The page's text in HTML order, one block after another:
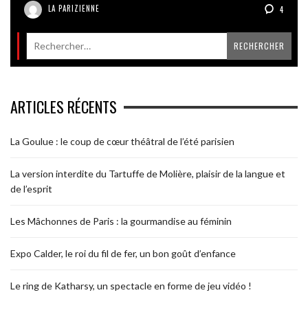
LA PARIZIENNE 4
ARTICLES RÉCENTS
La Goulue : le coup de cœur théâtral de l’été parisien
La version interdite du Tartuffe de Molière, plaisir de la langue et
de l’esprit
Les Mâchonnes de Paris : la gourmandise au féminin
Expo Calder, le roi du fil de fer, un bon goût d’enfance
Le ring de Katharsy, un spectacle en forme de jeu vidéo !